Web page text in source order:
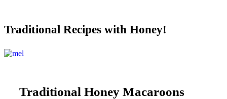
Traditional Recipes with Honey!
Traditional Honey Macaroons